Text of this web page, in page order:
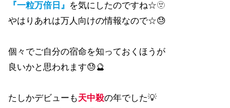
『一粒万倍日』 を気にしたのですね☆🫥
やはりあれは万人向けの情報なので☆😓
個々でご自分の宿命を知っておくほうが
良いかと思われます😓🔮
たしかデビューも天中殺の年でした💡